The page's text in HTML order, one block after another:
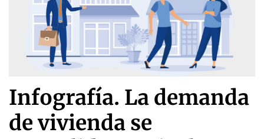
Infografía. La demanda
de vivienda se